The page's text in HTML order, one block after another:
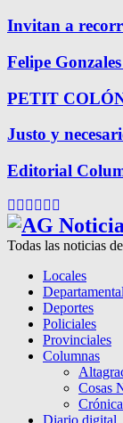
Invitan a
Felipe
PETIT
Justo y
Editorial
Facebook
Twitter
Instagram
Pinterest
Google
Todas las noticias
Locales
Deportes
Policiales
Provinciales
Columnas
Cosas
Diario digital